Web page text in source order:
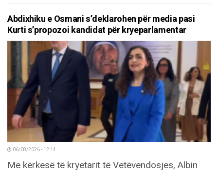
Abdixhiku e Osmani s’deklarohen për media pasi
Kurti s’propozoi kandidat për kryeparlamentar
06/08/2026 - 12:14
Me kërkesë të kryetarit të Vetëvendosjes, Albin